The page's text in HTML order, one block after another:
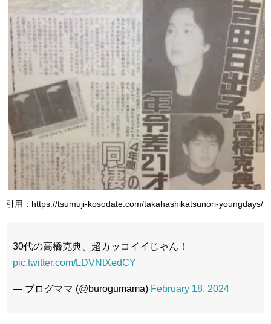
引用：https://tsumuji-kosodate.com/takahashikatsunori-youngdays/
30代の高橋克典、超カッコイイじゃん！
pic.twitter.com/LDVNtXedCY
— ブログママ (@burogumama) February 18, 2024